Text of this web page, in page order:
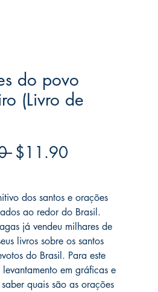
do povo
(Livro de
Regular
$11.90
dos santos e orações
ao redor do Brasil.
já vendeu milhares de
livros sobre os santos
do Brasil. Para este
levantamento em gráficas e
quais são as orações